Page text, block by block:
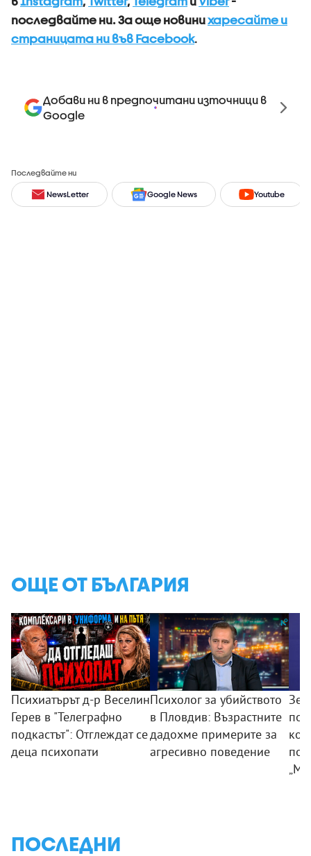
последвайте ни.За още новинихаресайте и
страницата ни във Facebook.
Добави ни в предпочитани източници в
Google
Последвайте ни
NewsLetter Google News Youtube
ОЩЕ ОТ БЪЛГАРИЯ
Психиатърът д-р Веселин
Герев в "Телеграфно
подкастът": Отглеждат се
деца психопати
Психолог за убийството
в Пловдив: Възрастните
дадохме примерите за
агресивно поведение
ПОСЛЕДНИ